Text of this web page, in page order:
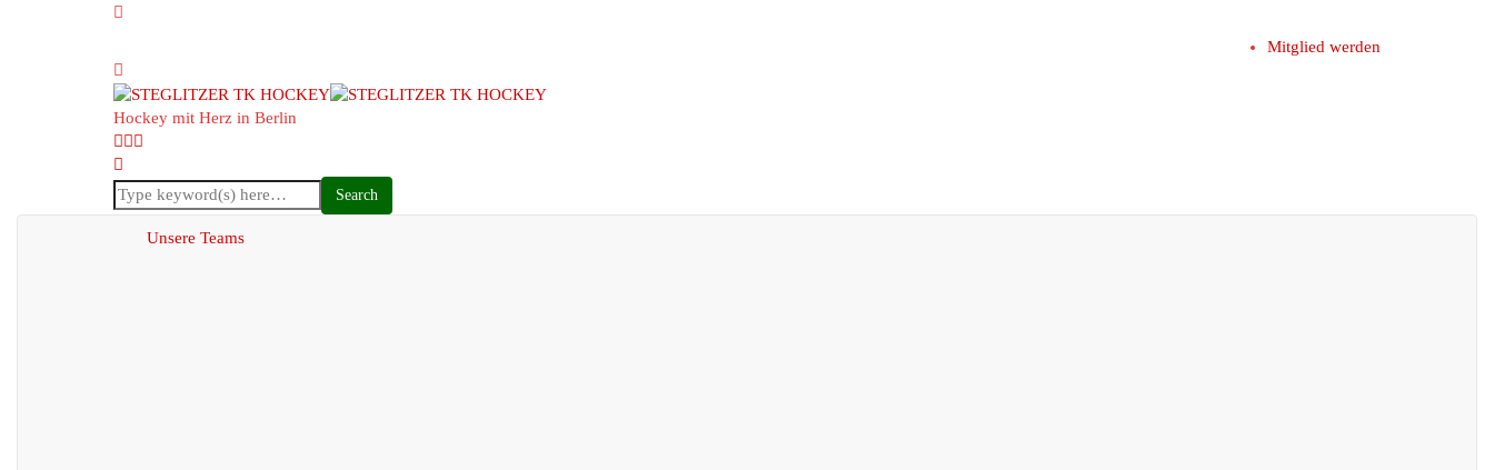
Mitglied werden
Hockey mit Herz in Berlin
Unsere Teams